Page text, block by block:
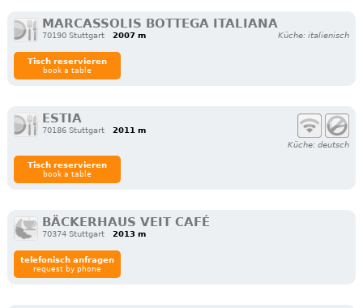
MARCASSOLIS BOTTEGA ITALIANA
70190 Stuttgart 2007 m Küche: italienisch
Tisch reservieren
book a table
ESTIA
70186 Stuttgart
2011 m
Küche: deutsch
Tisch reservieren
book a table
BÄCKERHAUS VEIT CAFÉ
70374 Stuttgart 2013 m
telefonisch anfragen
request by phone